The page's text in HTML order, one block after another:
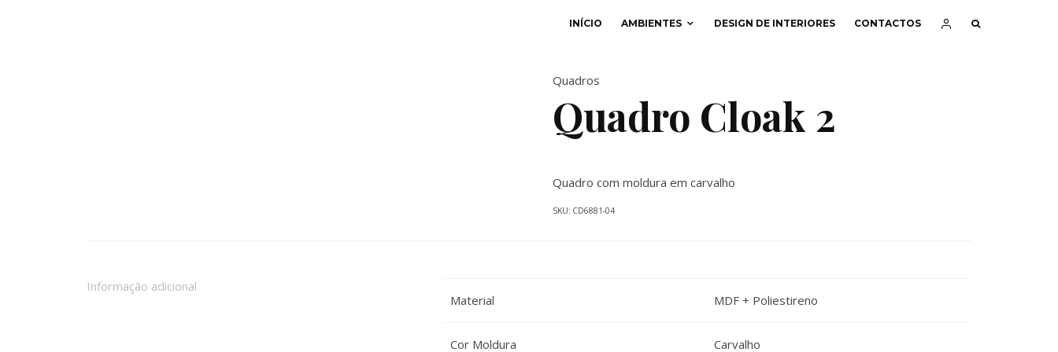
INÍCIO AMBIENTES DESIGN DE INTERIORES CONTACTOS
Quadros
Quadro Cloak 2
Quadro com moldura em carvalho
SKU: CD6881-04
Informação adicional
Material
MDF + Poliestireno
Cor Moldura Carvalho